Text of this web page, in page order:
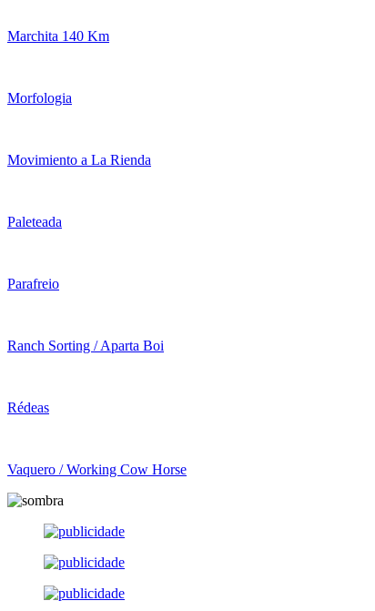
Marchita 140 Km
Morfologia
Movimiento a La Rienda
Paleteada
Parafreio
Ranch Sorting / Aparta Boi
Rédeas
Vaquero / Working Cow Horse